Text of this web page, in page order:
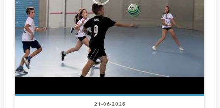
21-06-2026